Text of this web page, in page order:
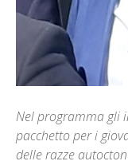
Nel programma gli
pacchetto per i
delle razze